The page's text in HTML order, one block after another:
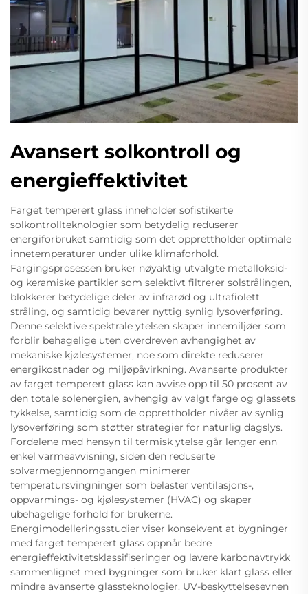
Avansert solkontroll og
energieffektivitet
Farget temperert glass inneholder sofistikerte
solkontrollteknologier som betydelig reduserer
energiforbruket samtidig som det opprettholder optimale
innetemperaturer under ulike klimaforhold.
Fargingsprosessen bruker nøyaktig utvalgte metalloksid-
og keramiske partikler som selektivt filtrerer solstrålingen,
blokkerer betydelige deler av infrarød og ultrafiolett
stråling, og samtidig bevarer nyttig synlig lysoverføring.
Denne selektive spektrale ytelsen skaper innemiljøer som
forblir behagelige uten overdreven avhengighet av
mekaniske kjølesystemer, noe som direkte reduserer
energikostnader og miljøpåvirkning. Avanserte produkter
av farget temperert glass kan avvise opp til 50 prosent av
den totale solenergien, avhengig av valgt farge og glassets
tykkelse, samtidig som de opprettholder nivåer av synlig
lysoverføring som støtter strategier for naturlig dagslys.
Fordelene med hensyn til termisk ytelse går lenger enn
enkel varmeavvisning, siden den reduserte
solvarmegjennomgangen minimerer
temperatursvingninger som belaster ventilasjons-,
oppvarmings- og kjølesystemer (HVAC) og skaper
ubehagelige forhold for brukerne.
Energimodelleringsstudier viser konsekvent at bygninger
med farget temperert glass oppnår bedre
energieffektivitetsklassifiseringer og lavere karbonavtrykk
sammenlignet med bygninger som bruker klart glass eller
mindre avanserte glassteknologier. UV-beskyttelsesevnen